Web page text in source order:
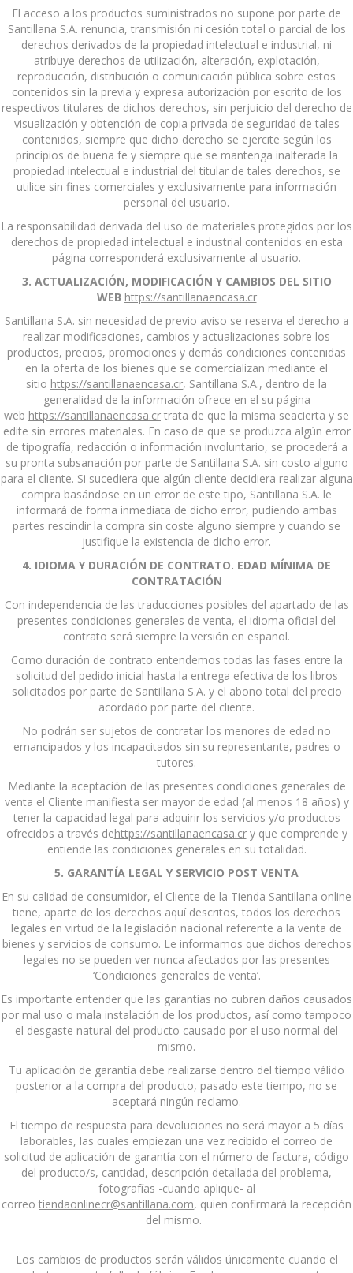
El acceso a los productos suministrados no supone por parte de
Santillana S.A. renuncia, transmisión ni cesión total o parcial de los
derechos derivados de la propiedad intelectual e industrial, ni
atribuye derechos de utilización, alteración, explotación,
reproducción, distribución o comunicación pública sobre estos
contenidos sin la previa y expresa autorización por escrito de los
respectivos titulares de dichos derechos, sin perjuicio del derecho de
visualización y obtención de copia privada de seguridad de tales
contenidos, siempre que dicho derecho se ejercite según los
principios de buena fe y siempre que se mantenga inalterada la
propiedad intelectual e industrial del titular de tales derechos, se
utilice sin fines comerciales y exclusivamente para información
personal del usuario.
La responsabilidad derivada del uso de materiales protegidos por los
derechos de propiedad intelectual e industrial contenidos en esta
página corresponderá exclusivamente al usuario.
3. ACTUALIZACIÓN, MODIFICACIÓN Y CAMBIOS DEL SITIO
WEB https://santillanaencasa.cr
Santillana S.A. sin necesidad de previo aviso se reserva el derecho a
realizar modificaciones, cambios y actualizaciones sobre los
productos, precios, promociones y demás condiciones contenidas
en la oferta de los bienes que se comercializan mediante el
sitio https://santillanaencasa.cr, Santillana S.A., dentro de la
generalidad de la información ofrece en el su página
web https://santillanaencasa.cr trata de que la misma seacierta y se
edite sin errores materiales. En caso de que se produzca algún error
de tipografía, redacción o información involuntario, se procederá a
su pronta subsanación por parte de Santillana S.A. sin costo alguno
para el cliente. Si sucediera que algún cliente decidiera realizar alguna
compra basándose en un error de este tipo, Santillana S.A. le
informará de forma inmediata de dicho error, pudiendo ambas
partes rescindir la compra sin coste alguno siempre y cuando se
justifique la existencia de dicho error.
4. IDIOMA Y DURACIÓN DE CONTRATO. EDAD MÍNIMA DE
CONTRATACIÓN
Con independencia de las traducciones posibles del apartado de las
presentes condiciones generales de venta, el idioma oficial del
contrato será siempre la versión en español.
Como duración de contrato entendemos todas las fases entre la
solicitud del pedido inicial hasta la entrega efectiva de los libros
solicitados por parte de Santillana S.A. y el abono total del precio
acordado por parte del cliente.
No podrán ser sujetos de contratar los menores de edad no
emancipados y los incapacitados sin su representante, padres o
tutores.
Mediante la aceptación de las presentes condiciones generales de
venta el Cliente manifiesta ser mayor de edad (al menos 18 años) y
tener la capacidad legal para adquirir los servicios y/o productos
ofrecidos a través dehttps://santillanaencasa.cry que comprende y
entiende las condiciones generales en su totalidad.
5. GARANTÍA LEGAL Y SERVICIO POST VENTA
En su calidad de consumidor, el Cliente de la Tienda Santillana online
tiene, aparte de los derechos aquí descritos, todos los derechos
legales en virtud de la legislación nacional referente a la venta de
bienes y servicios de consumo. Le informamos que dichos derechos
legales no se pueden ver nunca afectados por las presentes
‘Condiciones generales de venta’.
Es importante entender que las garantías no cubren daños causados
por mal uso o mala instalación de los productos, así como tampoco
el desgaste natural del producto causado por el uso normal del
mismo.
Tu aplicación de garantía debe realizarse dentro del tiempo válido
posterior a la compra del producto, pasado este tiempo, no se
aceptará ningún reclamo.
El tiempo de respuesta para devoluciones no será mayor a 5 días
laborables, las cuales empiezan una vez recibido el correo de
solicitud de aplicación de garantía con el número de factura, código
del producto/s, cantidad, descripción detallada del problema,
fotografías -cuando aplique- al
correo tiendaonlinecr@santillana.com, quien confirmará la recepción
del mismo.
Los cambios de productos serán válidos únicamente cuando el